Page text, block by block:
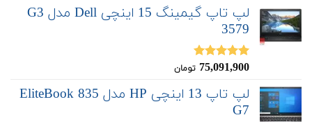
لپ تاپ گیمینگ 15 اینچی Dell مدل G3
3579
نمره5.00
75,091,900 تومان
لپ تاپ 13 اینچی HP مدل EliteBook 835
G7